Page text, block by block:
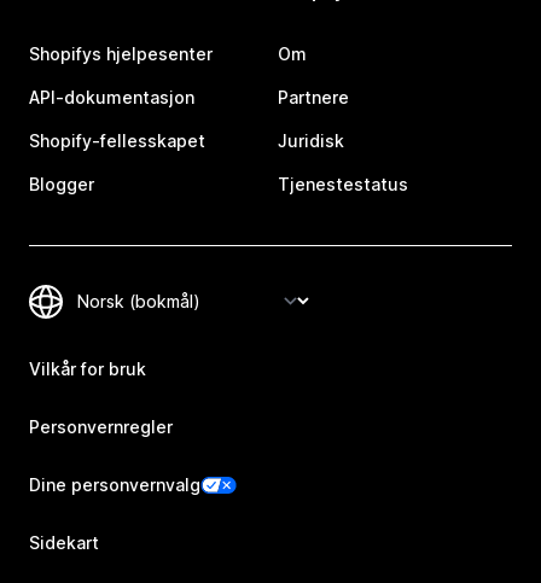
Shopifys hjelpesenter
API-dokumentasjon
Shopify-fellesskapet
Blogger
Om
Partnere
Juridisk
Tjenestestatus
Vilkår for bruk
Personvernregler
Dine personvernvalg
Sidekart